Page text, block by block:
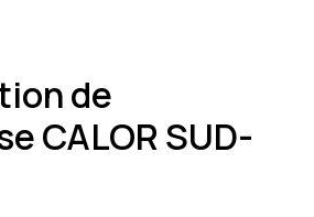
de
CALOR SUD-